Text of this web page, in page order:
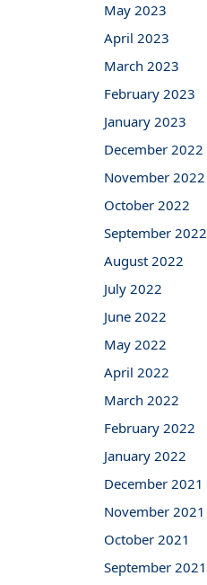
May 2023
April 2023
March 2023
February 2023
January 2023
December 2022
November 2022
October 2022
September 2022
August 2022
July 2022
June 2022
May 2022
April 2022
March 2022
February 2022
January 2022
December 2021
November 2021
October 2021
September 2021